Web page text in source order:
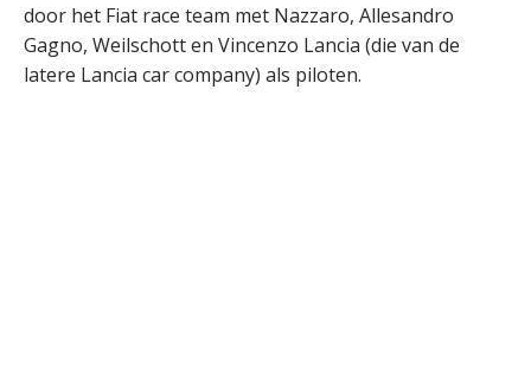
door het Fiat race team met Nazzaro, Allesandro
Gagno, Weilschott en Vincenzo Lancia (die van de
latere Lancia car company) als piloten.